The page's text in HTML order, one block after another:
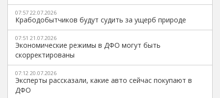
07:57 22.07.2026
Крабодобытчиков будут судить за ущерб природе
07:51 21.07.2026
Экономические режимы в ДФО могут быть
скорректированы
07:12 20.07.2026
Эксперты рассказали, какие авто сейчас покупают в
ДФО